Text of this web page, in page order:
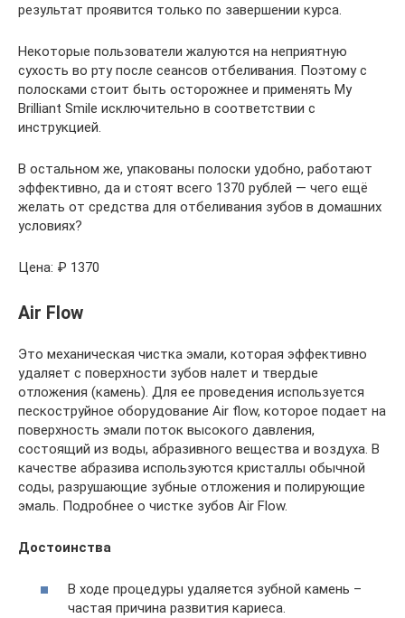
результат проявится только по завершении курса.
Некоторые пользователи жалуются на неприятную
сухость во рту после сеансов отбеливания. Поэтому с
полосками стоит быть осторожнее и применять My
Brilliant Smile исключительно в соответствии с
инструкцией.
В остальном же, упакованы полоски удобно, работают
эффективно, да и стоят всего 1370 рублей — чего ещё
желать от средства для отбеливания зубов в домашних
условиях?
Цена: ₽ 1370
Air Flow
Это механическая чистка эмали, которая эффективно
удаляет с поверхности зубов налет и твердые
отложения (камень). Для ее проведения используется
пескоструйное оборудование Air flow, которое подает на
поверхность эмали поток высокого давления,
состоящий из воды, абразивного вещества и воздуха. В
качестве абразива используются кристаллы обычной
соды, разрушающие зубные отложения и полирующие
эмаль. Подробнее о чистке зубов Air Flow.
Достоинства
В ходе процедуры удаляется зубной камень –
частая причина развития кариеса.